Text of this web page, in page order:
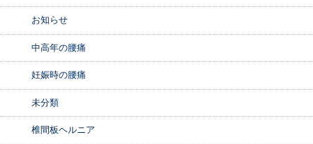
お知らせ
中高年の腰痛
妊娠時の腰痛
未分類
椎間板ヘルニア